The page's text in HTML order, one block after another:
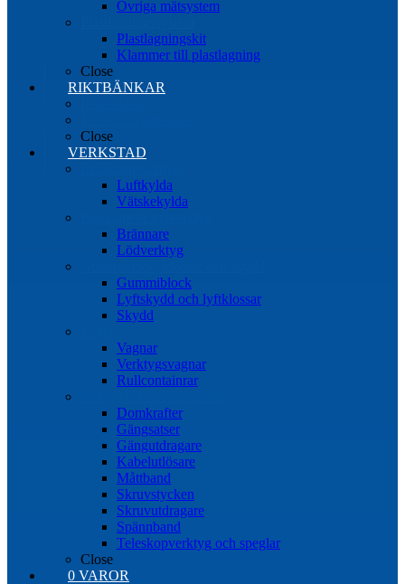
Övriga mätsystem
Plastlagningskit
Klammer till plastlagning
Close
RIKTBÄNKAR
Close
VERKSTAD
Luftkylda
Vätskekylda
Brännare
Lödverktyg
Gummiblock
Lyftskydd och lyftklossar
Skydd
Vagnar
Verktygsvagnar
Rullcontainrar
Domkrafter
Gängsatser
Gängutdragare
Kabelutlösare
Måttband
Skruvstycken
Skruvutdragare
Spännband
Teleskopverktyg och speglar
Close
0 VAROR